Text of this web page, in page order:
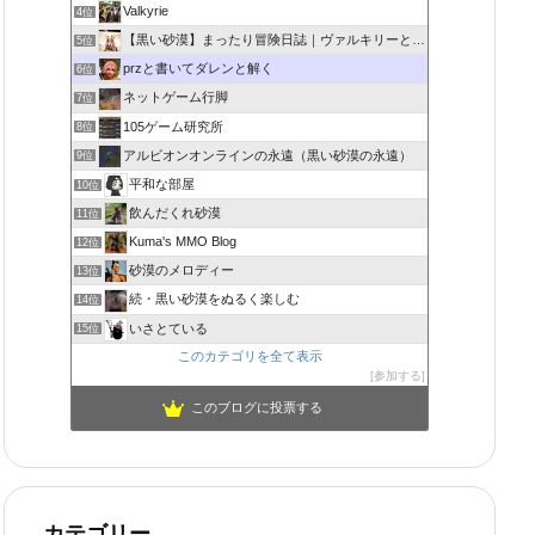
4位 Valkyrie
5位 【黒い砂漠】まったり冒険日誌｜ヴァルキリーと闇の精霊の旅
6位 przと書いてダレンと解く
7位 ネットゲーム行脚
8位 105ゲーム研究所
9位 アルビオンオンラインの永遠（黒い砂漠の永遠）
10位 平和な部屋
11位 飲んだくれ砂漠
12位 Kuma's MMO Blog
13位 砂漠のメロディー
14位 続・黒い砂漠をぬるく楽しむ
15位
いさとている
このカテゴリを全て表示
参加する
このブログに投票する